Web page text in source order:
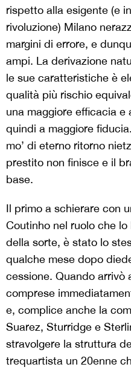
rispetto alla esigente (e
rivoluzione) Milano
margini di errore, e
ampi. La derivazione
le sue caratteristiche è
qualità più rischio
una maggiore efficacia e
quindi a maggiore
mo’ di eterno ritorno
prestito non finisce e il
base.
Il primo a schierare con
Coutinho nel ruolo che
della sorte, è stato lo
qualche mese dopo
cessione. Quando arrivò
comprese
e, complice anche la
Suarez, Sturridge e
stravolgere la struttura
trequartista un 20enne